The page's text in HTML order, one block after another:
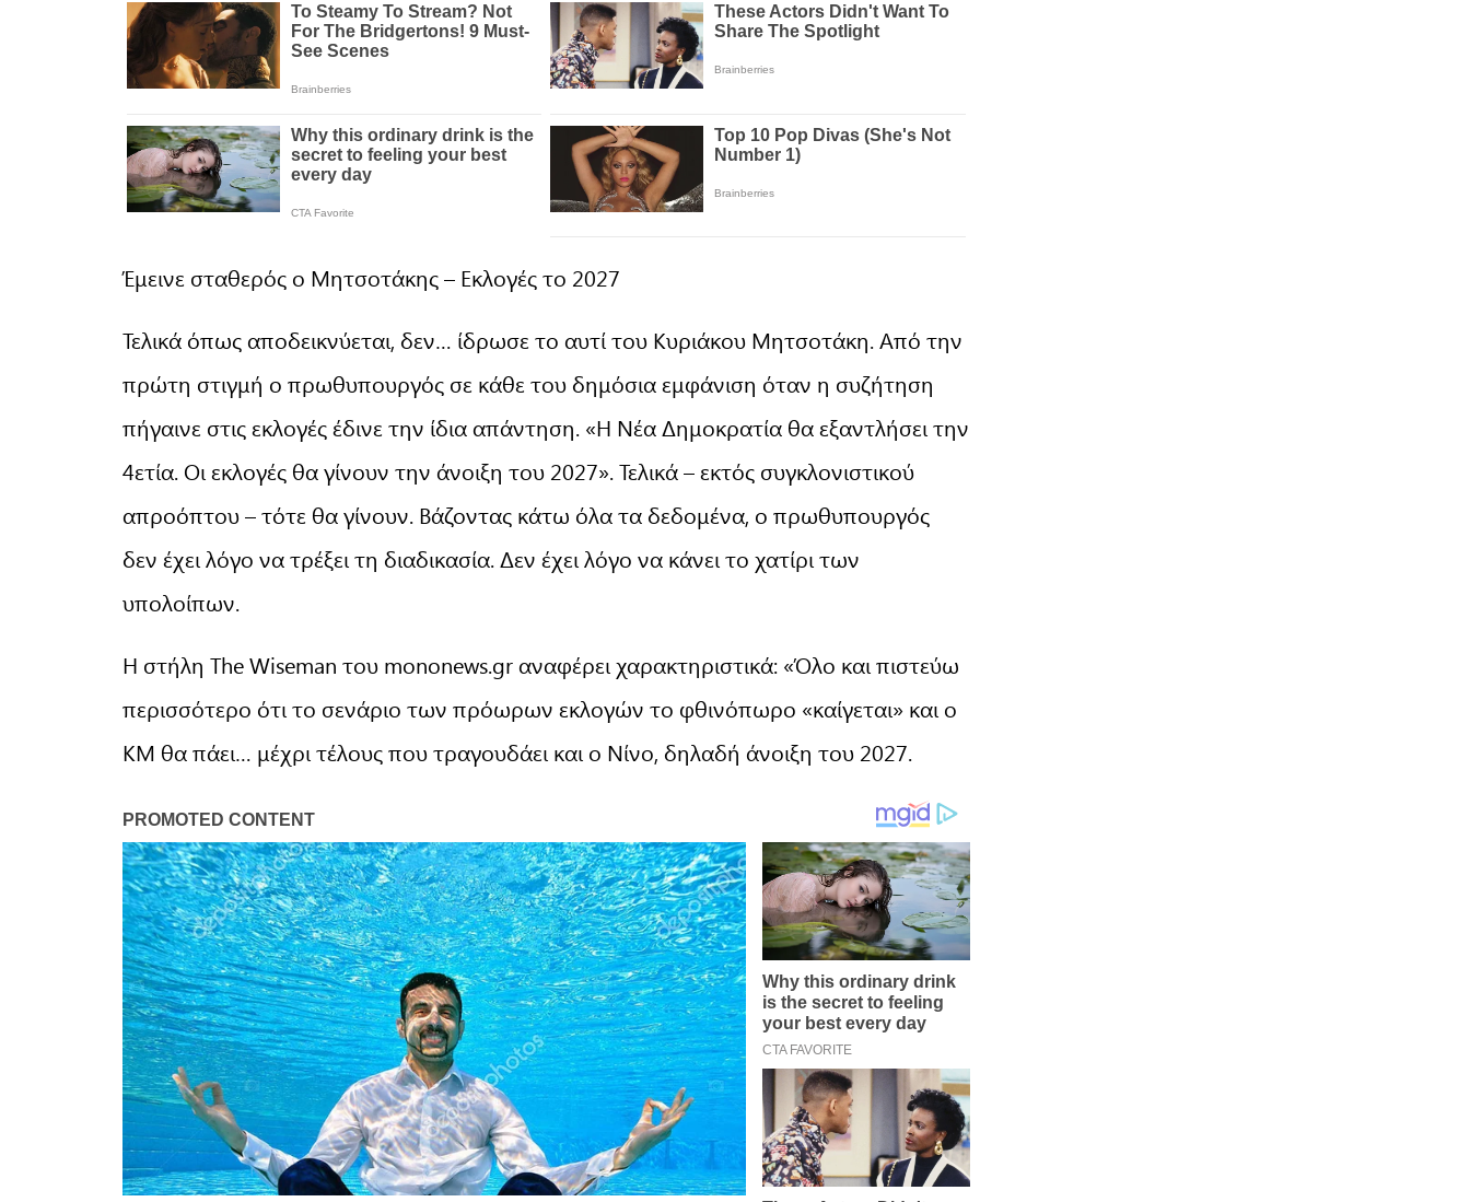
Έμεινε σταθερός ο Μητσοτάκης – Εκλογές το 2027
Τελικά όπως αποδεικνύεται, δεν… ίδρωσε το αυτί του Κυριάκου Μητσοτάκη. Από την
πρώτη στιγμή ο πρωθυπουργός σε κάθε του δημόσια εμφάνιση όταν η συζήτηση
πήγαινε στις εκλογές έδινε την ίδια απάντηση. «Η Νέα Δημοκρατία θα εξαντλήσει την
4ετία. Οι εκλογές θα γίνουν την άνοιξη του 2027». Τελικά – εκτός συγκλονιστικού
απροόπτου – τότε θα γίνουν. Βάζοντας κάτω όλα τα δεδομένα, ο πρωθυπουργός
δεν έχει λόγο να τρέξει τη διαδικασία. Δεν έχει λόγο να κάνει το χατίρι των
υπολοίπων.
Η στήλη The Wiseman του mononews.gr αναφέρει χαρακτηριστικά: «Όλο και πιστεύω
περισσότερο ότι το σενάριο των πρόωρων εκλογών το φθινόπωρο «καίγεται» και ο
ΚΜ θα πάει… μέχρι τέλους που τραγουδάει και ο Νίνο, δηλαδή άνοιξη του 2027.